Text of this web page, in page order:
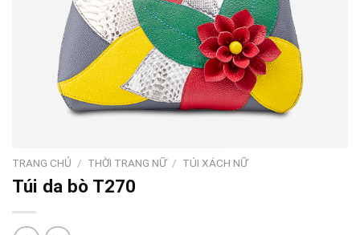
TRANG CHỦ / THỜI TRANG NỮ / TÚI XÁCH NỮ
Túi da bò T270